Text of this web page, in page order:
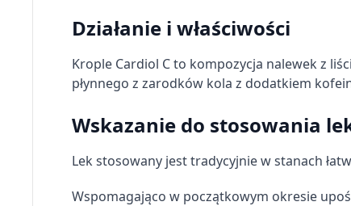
Działanie i właściwości
Krople Cardiol C to kompozycja nalewek z
płynnego z zarodków kola z dodatkiem
Wskazanie do stosowania
Lek stosowany jest tradycyjnie w stanach
Wspomagająco w początkowym okresie